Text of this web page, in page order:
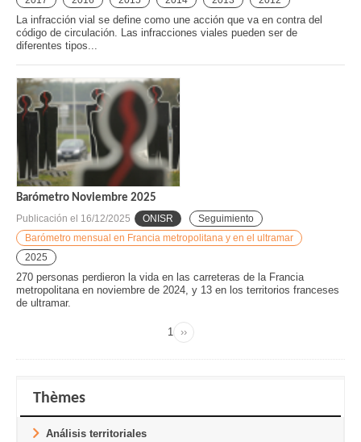
La infracción vial se define como une acción que va en contra del
código de circulación. Las infracciones viales pueden ser de
diferentes tipos...
Barómetro Noviembre 2025
Publicación el 16/12/2025 ONISR
Seguimiento
Barómetro mensual en Francia metropolitana y en el ultramar
2025
270 personas perdieron la vida en las carreteras de la Francia
metropolitana en noviembre de 2024, y 13 en los territorios franceses
de ultramar.
Pagination
Page
1
Next
››
Thèmes
Análisis territoriales